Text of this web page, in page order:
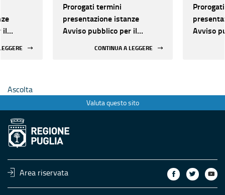
il
Prorogati termini
presentazione istanze
Avviso pubblico per il
CONTINUA A LEGGERE
Avviso
Ascolta
Valuta questo sito
Area riservata